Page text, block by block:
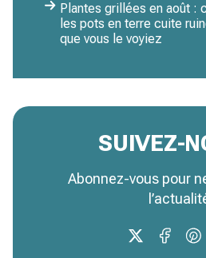
Plantes grillées en août :
les pots en terre cuite
que vous le voyiez
SUIVEZ-
Abonnez-vous pour